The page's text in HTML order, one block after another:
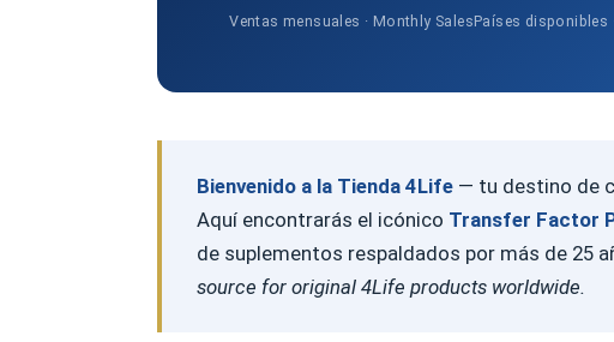
Ventas mensuales · Monthly SalesPaíses disponibles
Bienvenido a la Tienda 4Life— tu destino de
Aquí encontrarás el icónico Transfer Factor
de suplementos respaldados por más de 25
source for original 4Life products worldwide.